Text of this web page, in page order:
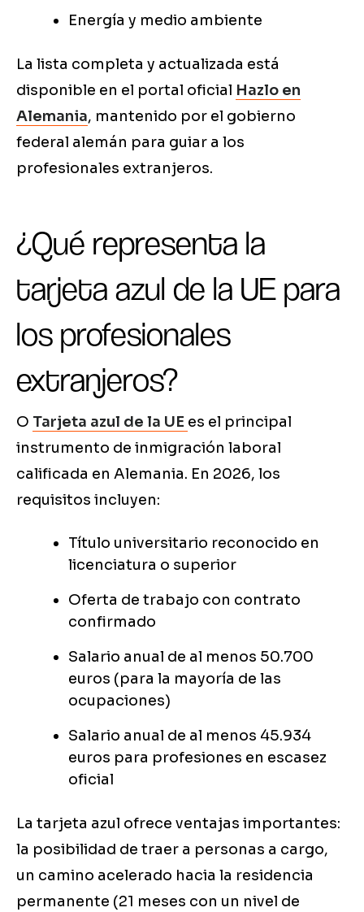
Energía y medio ambiente
La lista completa y actualizada está
disponible en el portal oficial Hazlo en
Alemania, mantenido por el gobierno
federal alemán para guiar a los
profesionales extranjeros.
¿Qué representa la
tarjeta azul de la UE para
los profesionales
extranjeros?
O Tarjeta azul de la UE es el principal
instrumento de inmigración laboral
calificada en Alemania. En 2026, los
requisitos incluyen:
Título universitario reconocido en
licenciatura o superior
Oferta de trabajo con contrato
confirmado
Salario anual de al menos 50.700
euros (para la mayoría de las
ocupaciones)
Salario anual de al menos 45.934
euros para profesiones en escasez
oficial
La tarjeta azul ofrece ventajas importantes:
la posibilidad de traer a personas a cargo,
un camino acelerado hacia la residencia
permanente (21 meses con un nivel de